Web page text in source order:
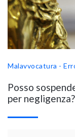
Malavvocatura -
Posso
per